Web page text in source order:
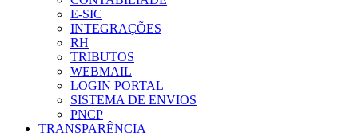
E-SIC
INTEGRAÇÕES
RH
TRIBUTOS
WEBMAIL
LOGIN PORTAL
SISTEMA DE ENVIOS
PNCP
TRANSPARÊNCIA